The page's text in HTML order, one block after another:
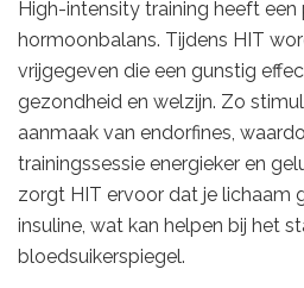
High-intensity training heeft
hormoonbalans. Tijdens HIT
vrijgegeven die een gunstig
gezondheid en welzijn. Zo
aanmaak van endorfines,
trainingssessie energieker en
zorgt HIT ervoor dat je lichaam
insuline, wat kan helpen bij het
bloedsuikerspiegel.